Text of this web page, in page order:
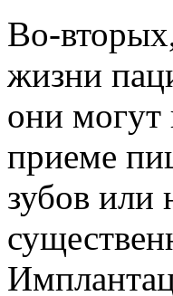
Во-
жизни
они могут
приеме
зубов или